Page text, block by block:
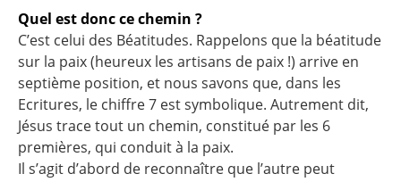
Quel est donc ce chemin ?
C’est celui des Béatitudes. Rappelons que la béatitude
sur la paix (heureux les artisans de paix !) arrive en
septième position, et nous savons que, dans les
Ecritures, le chiffre 7 est symbolique. Autrement dit,
Jésus trace tout un chemin, constitué par les 6
premières, qui conduit à la paix.
Il s’agit d’abord de reconnaître que l’autre peut